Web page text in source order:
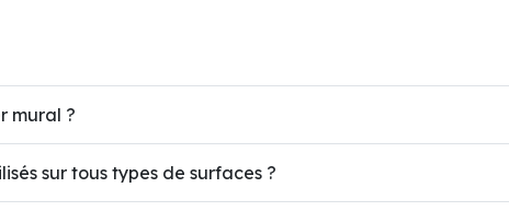
mural ?
sur tous types de surfaces ?